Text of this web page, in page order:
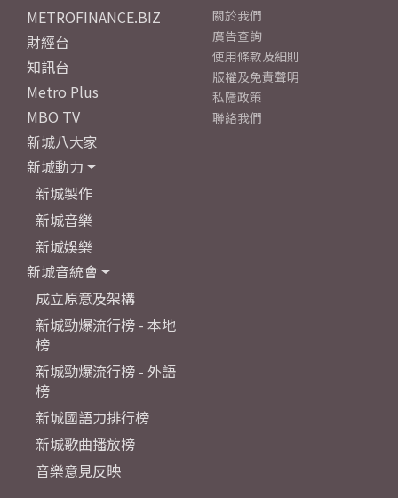
METROFINANCE.BIZ
財經台
知訊台
Metro Plus
MBO TV
新城八大家
新城動力
新城製作
新城音樂
新城娛樂
新城音統會
成立原意及架構
新城勁爆流行榜 - 本地
榜
新城勁爆流行榜 - 外語
榜
新城國語力排行榜
新城歌曲播放榜
音樂意見反映
關於我們
廣告查詢
使用條款及細則
版權及免責聲明
私隱政策
聯絡我們